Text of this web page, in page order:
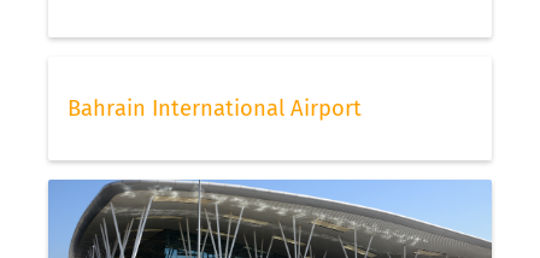
Bahrain International Airport